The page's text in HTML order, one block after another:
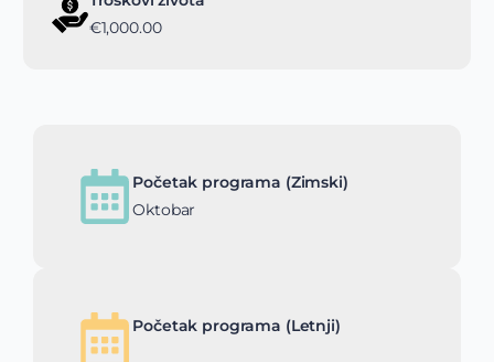
€1,000.00
Početak programa (Zimski)
Oktobar
Početak programa (Letnji)